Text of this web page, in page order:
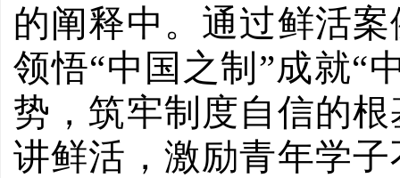
的阐释中。通过鲜活
领悟“中国之制”成就“
势，筑牢制度自信的
讲鲜活，激励青年学